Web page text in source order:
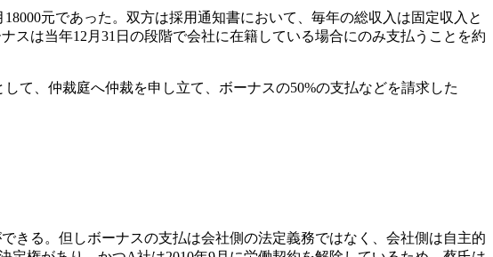
元であった。双方は採用通知書において、毎年の総収入は固定収入と
スは当年12月31日の段階で会社に在籍している場合にのみ支払うことを約
て、仲裁庭へ仲裁を申し立て、ボーナスの50%の支払などを請求した
きる。但しボーナスの支払は会社側の法定義務ではなく、会社側は自主的